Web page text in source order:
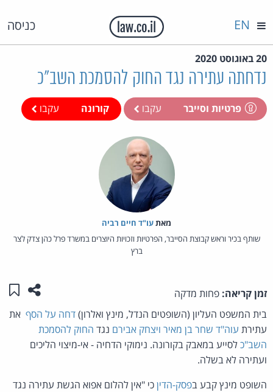
כניסה EN
20 באוגוסט 2020
נדחתה עתירה נגד החוק להסמכת השב"כ
פרטיות וסייבר עקבו קורונה עקבו
מאת‏עו"ד חיים רביה
שותף בכיר וראש קבוצת הסייבר, הפרטיות וזכויות היוצרים במשרד פרל כהן צדק לצר
ברץ
זמן קריאה: פחות מדקה שתפו
בית המשפט העליון (השופטים הנדל, מינץ ואלרון)דחה על הסף את
עתירת עוה"ד שחר בן מאיר ויצחק אבירם נגד החוק להסמכת
השב"כלסייע במאבק בקורונה. נימוקי הדחיה - אי-מיצוי הליכים
ועתירה לא בשלה.
השופט מינץ קבע בפסק-הדיןכי "אין להלום אפוא הגשת עתירה נגד